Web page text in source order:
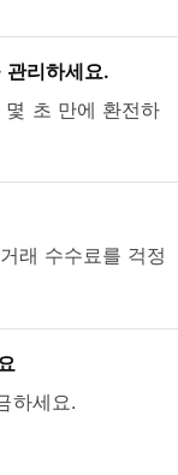
관리하세요.
초 만에 환전하
래 수수료를 걱정
하세요.